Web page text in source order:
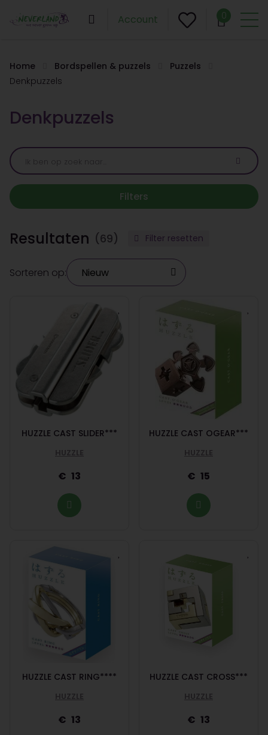
Account 0
Home Bordspellen & puzzels
Puzzels
Denkpuzzels
Denkpuzzels
Filters
Resultaten (69) Filter resetten
Sorteren op:
HUZZLE CAST SLIDER***
HUZZLE
13
HUZZLE CAST OGEAR***
HUZZLE
15
HUZZLE CAST RING****
HUZZLE
13
HUZZLE CAST CROSS***
HUZZLE
13